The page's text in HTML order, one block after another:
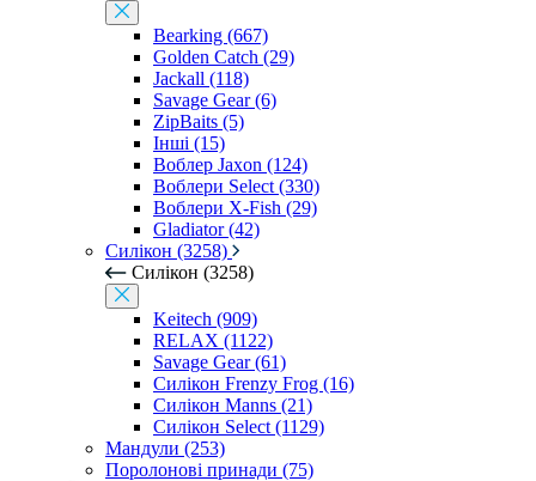
Bearking (667)
Golden Catch (29)
Jackall (118)
Savage Gear (6)
ZipBaits (5)
Інші (15)
Воблер Jaxon (124)
Воблери Select (330)
Воблери X-Fish (29)
Gladiator (42)
Силікон (3258)
Силікон (3258)
Keitech (909)
RELAX (1122)
Savage Gear (61)
Силікон Frenzy Frog (16)
Силікон Manns (21)
Силікон Select (1129)
Мандули (253)
Поролонові принади (75)